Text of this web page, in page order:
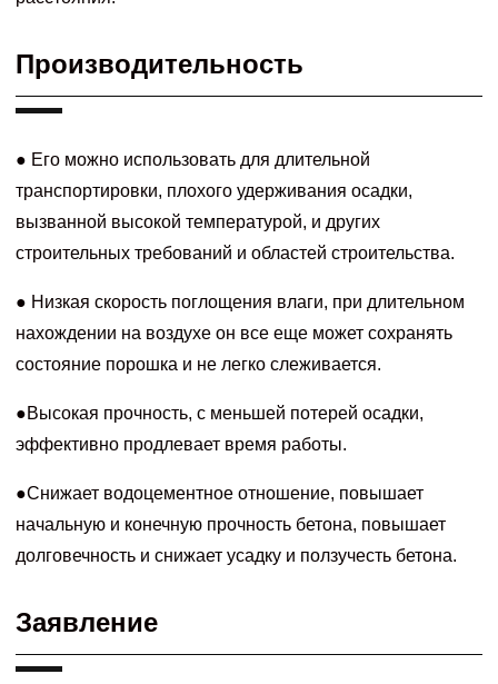
Производительность
● Его можно использовать для длительной
транспортировки, плохого удерживания осадки,
вызванной высокой температурой, и других
строительных требований и областей строительства.
● Низкая скорость поглощения влаги, при длительном
нахождении на воздухе он все еще может сохранять
состояние порошка и не легко слеживается.
●Высокая прочность, с меньшей потерей осадки,
эффективно продлевает время работы.
●Снижает водоцементное отношение, повышает
начальную и конечную прочность бетона, повышает
долговечность и снижает усадку и ползучесть бетона.
Заявление